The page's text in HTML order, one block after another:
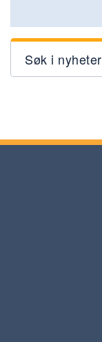
Søk i nyheter